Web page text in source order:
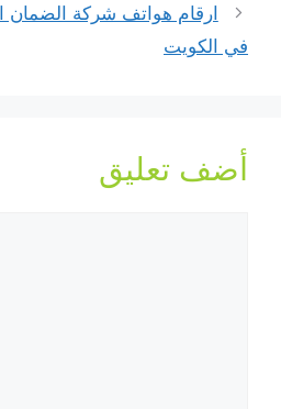
ارقام هواتف شركة الضمان
في الكويت
أضف تعليق